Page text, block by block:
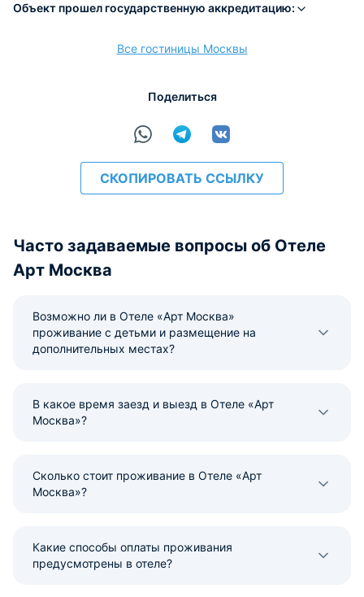
Объект прошел государственную аккредитацию:
Все гостиницы Москвы
Поделиться
СКОПИРОВАТЬ ССЫЛКУ
Часто задаваемые вопросы об Отеле
Арт Москва
Возможно ли в Отеле «Арт Москва»
проживание с детьми и размещение на
дополнительных местах?
В какое время заезд и выезд в Отеле «Арт
Москва»?
Сколько стоит проживание в Отеле «Арт
Москва»?
Какие способы оплаты проживания
предусмотрены в отеле?